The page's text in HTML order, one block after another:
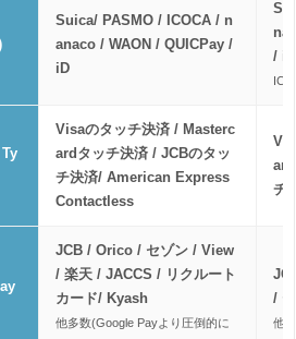
Suica/ PASMO / ICOCA / n
anaco / WAON / QUICPay /
iD
/ iD
Visaのタッチ決済 / Masterc
ardタッチ決済 / JCBのタッ
チ決済/ American Express
Contactless
チ
JCB / Orico / セゾン / View
/ 楽天 / JACCS / リクルート
カード/ Kyash
他多数(Google Payより圧倒的に
/
他